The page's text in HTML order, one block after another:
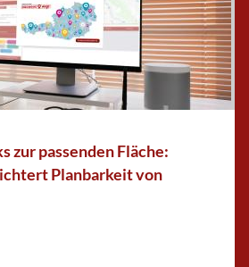
zur passenden Fläche:
Planbarkeit von